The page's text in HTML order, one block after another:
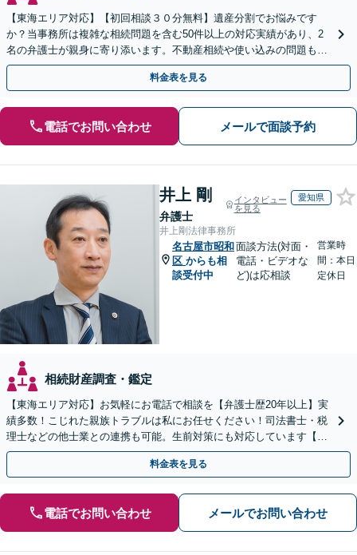
【東海エリア対応】【初回相談３０分無料】遺産分割でお悩みです
か？当事務所は複雑な相続問題を含む50件以上の対応実績があり、2
名の弁護士が親身に寄り添います。不動産相続や使い込みの問題も分
かりやすく解説。WEB相談可能。LINE予約受付中
料金表を見る
電話でお問い合わせ メールで面談予約
井上 剛
弁護士
インタビュー
を見る
愛知県
井上剛法律事務所
名古屋市昭和
区 からも相
談受付中
面談方法(対面・
電話・ビデオな
ど)は応相談
営業時
間：本日
定休日
相続財産調査・鑑定
【東海エリア対応】お気軽にお電話で相談を【弁護士歴20年以上】実
績多数！こじれた親族トラブルは私にお任せください！司法書士・税
理士などの他士業との連携も可能。生前対策にも対応しています【夜
間・休日面談可】【完全個室・秘密厳守】
料金表を見る
電話でお問い合わせ メールでお問い合わせ